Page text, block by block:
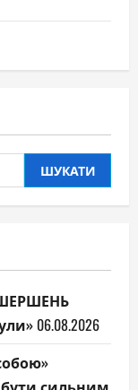
ШЕРШЕНЬ
06.08.2026